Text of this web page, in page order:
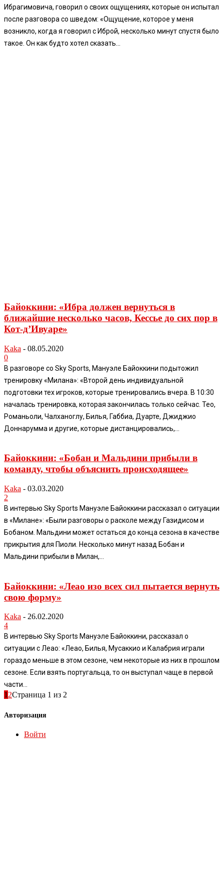
Ибрагимовича, говорил о своих ощущениях, которые он испытал
после разговора со шведом: «Ощущение, которое у меня
возникло, когда я говорил с Иброй, несколько минут спустя было
такое. Он как будто хотел сказать...
Байоккини: «Ибра должен вернуться в
ближайшие несколько часов, Кессье до сих пор в
Кот-д’Ивуаре»
Kaka - 08.05.2020
0
В разговоре со Sky Sports, Мануэле Байоккини подытожил
тренировку «Милана»: «Второй день индивидуальной
подготовки тех игроков, которые тренировались вчера. В 10:30
началась тренировка, которая закончилась только сейчас. Тео,
Романьоли, Чалханоглу, Билья, Габбиа, Дуарте, Джиджио
Доннарумма и другие, которые дистанцировались,...
Байоккини: «Бобан и Мальдини прибыли в
команду, чтобы объяснить происходящее»
Kaka - 03.03.2020
2
В интервью Sky Sports Мануэле Байоккини рассказал о ситуации
в «Милане»: «Были разговоры о расколе между Газидисом и
Бобаном. Мальдини может остаться до конца сезона в качестве
прикрытия для Пиоли. Несколько минут назад Бобан и
Мальдини прибыли в Милан,...
Байоккини: «Леао изо всех сил пытается вернуть
свою форму»
Kaka - 26.02.2020
4
В интервью Sky Sports Мануэле Байоккини, рассказал о
ситуации с Леао: «Леао, Билья, Мусаккио и Калабрия играли
гораздо меньше в этом сезоне, чем некоторые из них в прошлом
сезоне. Если взять португальца, то он выступал чаще в первой
части...
12Страница 1 из 2
Авторизация
Войти